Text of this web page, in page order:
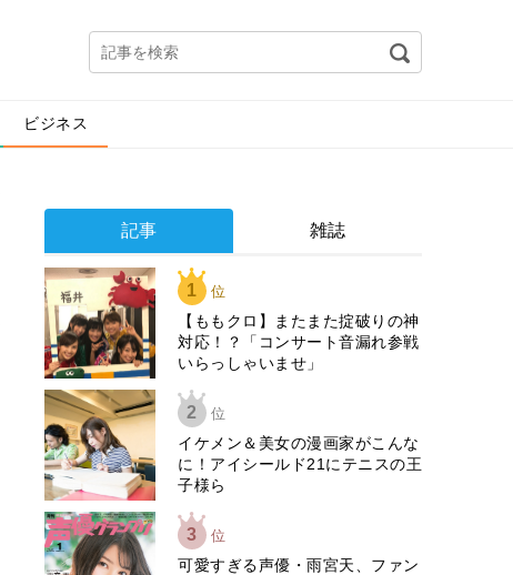
ビジネス
記事 雑誌
1 位
【ももクロ】またまた掟破りの神
対応！？「コンサート音漏れ参戦
いらっしゃいませ」
2 位
イケメン＆美女の漫画家がこんな
に！アイシールド21にテニスの王
子様ら
3 位
可愛すぎる声優・雨宮天、ファン